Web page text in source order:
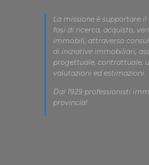
La missione è supportare
fasi di ricerca, acquisto,
immobili, attraverso
di iniziative immobiliari,
progettuale, contrattuale,
valutazioni ed estimazioni.
Dal 1929 professionisti
provincia!